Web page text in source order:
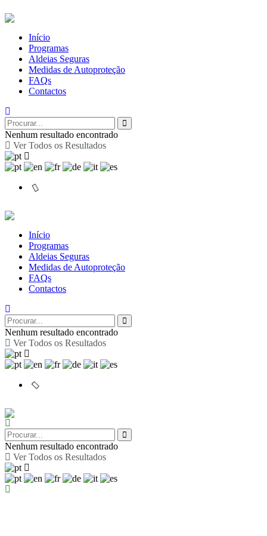
Início
Programas
Aldeias Seguras
Medidas de Autoproteção
FAQs
Contactos
Nenhum resultado encontrado
Ver Todos os Resultados
Início
Programas
Aldeias Seguras
Medidas de Autoproteção
FAQs
Contactos
Nenhum resultado encontrado
Ver Todos os Resultados
Nenhum resultado encontrado
Ver Todos os Resultados